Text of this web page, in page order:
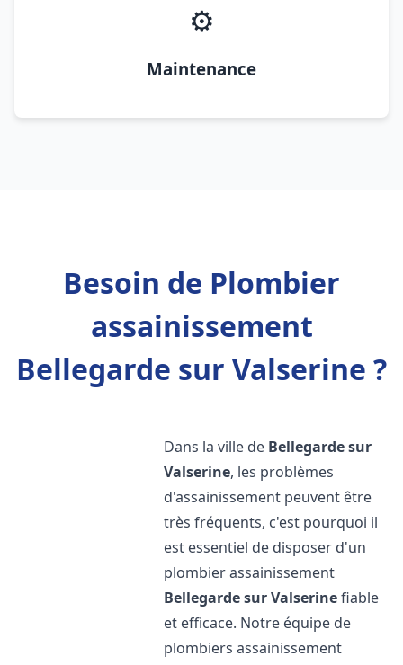
⚙️
Maintenance
Besoin de Plombier
assainissement
Bellegarde sur Valserine ?
Dans la ville de Bellegarde sur
Valserine, les problèmes
d'assainissement peuvent être
très fréquents, c'est pourquoi il
est essentiel de disposer d'un
plombier assainissement
Bellegarde sur Valserinefiable
et efficace. Notre équipe de
plombiers assainissement